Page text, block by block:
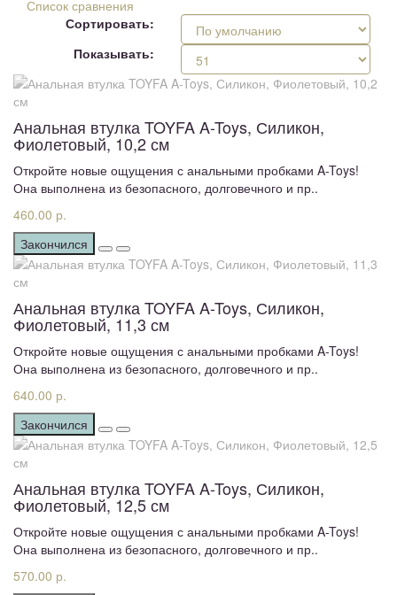
Список сравнения
Сортировать:
Показывать:
Анальная втулка TOYFA A-Toys, Силикон,
Фиолетовый, 10,2 см
Откройте новые ощущения с анальными пробками A-Toys!
Она выполнена из безопасного, долговечного и пр..
460.00 р.
Закончился
Анальная втулка TOYFA A-Toys, Силикон,
Фиолетовый, 11,3 см
Откройте новые ощущения с анальными пробками A-Toys!
Она выполнена из безопасного, долговечного и пр..
640.00 р.
Закончился
Анальная втулка TOYFA A-Toys, Силикон,
Фиолетовый, 12,5 см
Откройте новые ощущения с анальными пробками A-Toys!
Она выполнена из безопасного, долговечного и пр..
570.00 р.